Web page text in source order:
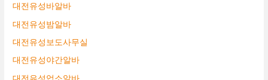
대전유성바알바
대전유성밤알바
대전유성보도사무실
대전유성야간알바